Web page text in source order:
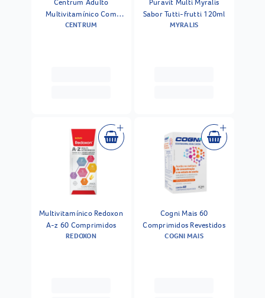
Multivitamínico Com
Vitaminas De A A Z 30
CENTRUM
Sabor Tutti-frutti 120ml
MYRALIS
Multivitamínico Redoxon
A-z 60 Comprimidos
REDOXON
Cogni Mais 60
Comprimidos Revestidos
COGNI MAIS